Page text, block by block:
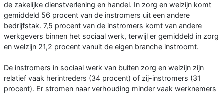
de zakelijke dienstverlening en handel. In zorg en welzijn komt
gemiddeld 56 procent van de instromers uit een andere
bedrijfstak. 7,5 procent van de instromers komt van andere
werkgevers binnen het sociaal werk, terwijl er gemiddeld in zorg
en welzijn 21,2 procent vanuit de eigen branche instroomt.
De instromers in sociaal werk van buiten zorg en welzijn zijn
relatief vaak herintreders (34 procent) of zij-instromers (31
procent). Er stromen naar verhouding minder vaak werknemers